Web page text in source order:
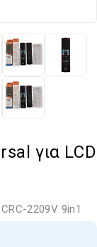
για LCD
2209V 9in1